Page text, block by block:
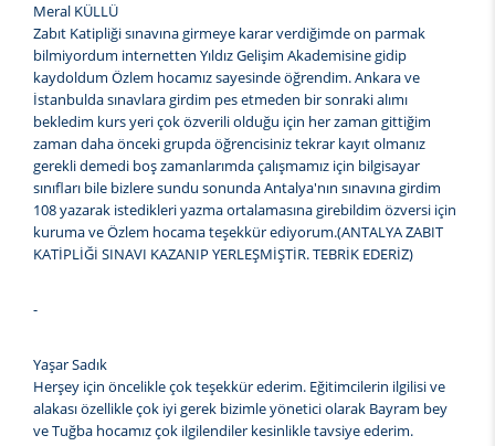
Meral KÜLLÜ
Zabıt Katipliği sınavına girmeye karar verdiğimde on parmak
bilmiyordum internetten Yıldız Gelişim Akademisine gidip
kaydoldum Özlem hocamız sayesinde öğrendim. Ankara ve
İstanbulda sınavlara girdim pes etmeden bir sonraki alımı
bekledim kurs yeri çok özverili olduğu için her zaman gittiğim
zaman daha önceki grupda öğrencisiniz tekrar kayıt olmanız
gerekli demedi boş zamanlarımda çalışmamız için bilgisayar
sınıfları bile bizlere sundu sonunda Antalya'nın sınavına girdim
108 yazarak istedikleri yazma ortalamasına girebildim özversi için
kuruma ve Özlem hocama teşekkür ediyorum.(ANTALYA ZABIT
KATİPLİĞİ SINAVI KAZANIP YERLEŞMİŞTİR. TEBRİK EDERİZ)
-
Yaşar Sadık
Herşey için öncelikle çok teşekkür ederim. Eğitimcilerin ilgilisi ve
alakası özellikle çok iyi gerek bizimle yönetici olarak Bayram bey
ve Tuğba hocamız çok ilgilendiler kesinlikle tavsiye ederim.